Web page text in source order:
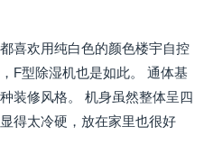
喜欢用纯白色的颜色楼宇自控
F型除湿机也是如此。 通体基
装修风格。 机身虽然整体呈四
得太冷硬，放在家里也很好